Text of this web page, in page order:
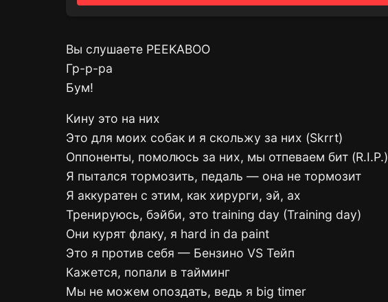
Вы слушаете PEEKABOO
Гр-р-ра
Бум!
Кину это на них
Это для моих собак и я скольжу за них (Skrrt)
Оппоненты, помолюсь за них, мы отпеваем бит (R.I.P.)
Я пытался тормозить, педаль — она не тормозит
Я аккуратен с этим, как хирурги, эй, ах
Тренируюсь, бэйби, это training day (Training day)
Они курят флаку, я hard in da paint
Это я против себя — Бензино VS Тейп
Кажется, попали в тайминг
Мы не можем опоздать, ведь я big timer